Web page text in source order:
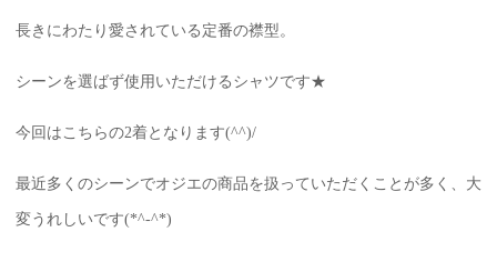
長きにわたり愛されている定番の襟型。
シーンを選ばず使用いただけるシャツです★
今回はこちらの2着となります(^^)/
最近多くのシーンでオジエの商品を扱っていただくことが多く、大
変うれしいです(*^-^*)